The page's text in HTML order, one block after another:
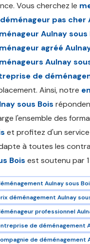
Vous cherchez le
déménageur pas cher
Aulnay sous
agréé
Aulnay
de
Ainsi, notre
sous Bois
l'ensemble des
et profitez d'un
à toutes les
Bois est soutenu par
Aulnay sous
déménagement Aulnay
professionnel
de déménagement
de déménagement